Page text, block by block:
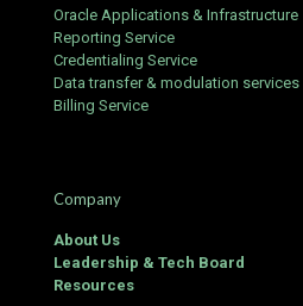
Oracle Applications & Infrastructure
Reporting Service
Credentialing Service
Data transfer & modulation services
Billing Service
Company
About Us
Leadership & Tech Board
Resources